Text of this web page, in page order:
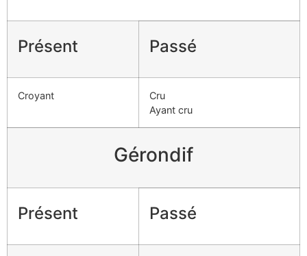
Présent Passé
Croyant
Cru
Ayant cru
Gérondif
Présent Passé